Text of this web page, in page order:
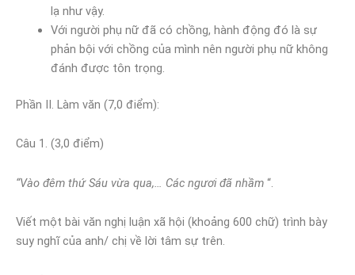
lạ như vậy.
Với người phụ nữ đã có chồng, hành động đó là sự
phản bội với chồng của mình nên người phụ nữ không
đánh được tôn trọng.
Phần II. Làm văn (7,0 điểm):
Câu 1. (3,0 điểm)
“Vào đêm thứ Sáu vừa qua,… Các ngươi đã nhầm “.
Viết một bài văn nghị luận xã hội (khoảng 600 chữ) trình bày
suy nghĩ của anh/ chị về lời tâm sự trên.